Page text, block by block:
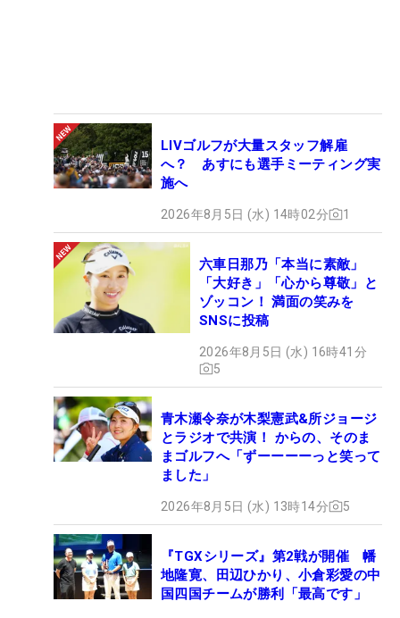
LIVゴルフが大量スタッフ解雇
へ？ あすにも選手ミーティング実
施へ
2026年8月5日 (水) 14時02分 1
六車日那乃「本当に素敵」
「大好き」「心から尊敬」と
ゾッコン！ 満面の笑みを
SNSに投稿
2026年8月5日 (水) 16時41分
5
青木瀬令奈が木梨憲武&所ジョージ
とラジオで共演！ からの、そのま
まゴルフへ「ずーーーーっと笑って
ました」
2026年8月5日 (水) 13時14分 5
『TGXシリーズ』第2戦が開催 幡
地隆寛、田辺ひかり、小倉彩愛の中
国四国チームが勝利「最高です」